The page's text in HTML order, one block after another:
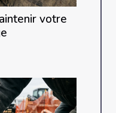
votre